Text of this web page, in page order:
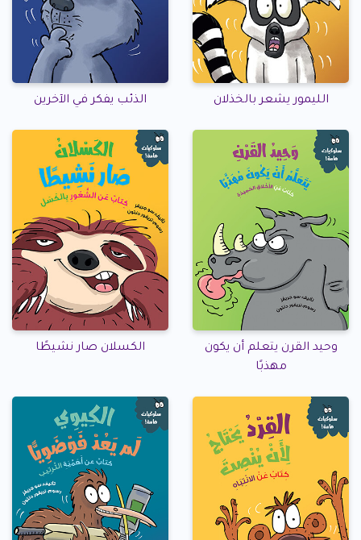
الليمور يشعر بالخذلان الذئب يفكر في الآخرين
وحيد القرن يتعلم أن يكون
مهذبًا
الكسلان صار نشيطًا